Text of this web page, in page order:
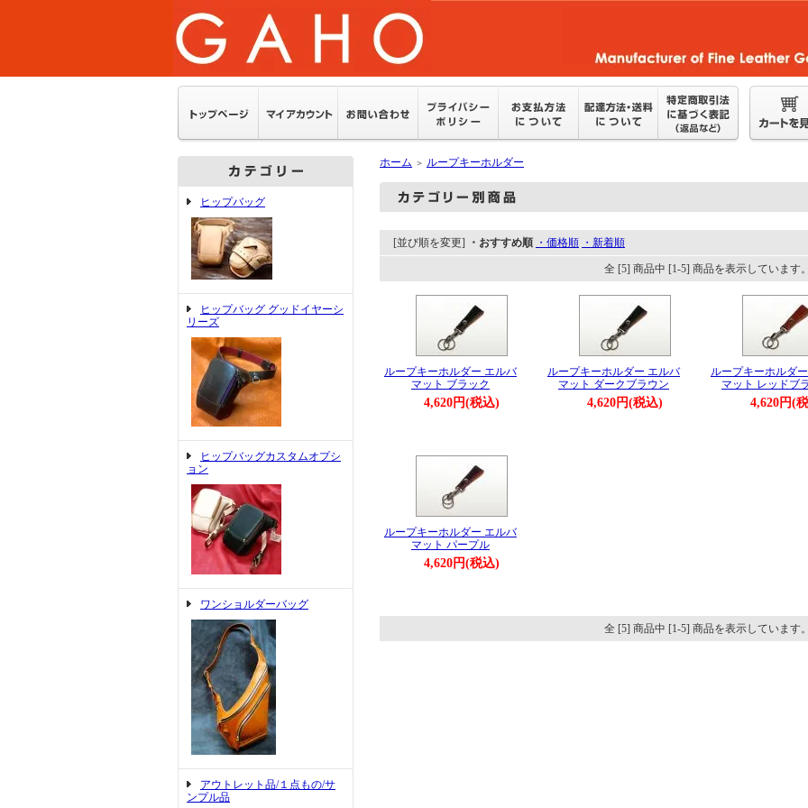
ヒップバッグ
ヒップバッグ グッドイヤーシ
リーズ
ヒップバッグカスタムオプシ
ョン
ワンショルダーバッグ
アウトレット品/１点もの/サ
ンプル品
ホーム ＞ ループキーホルダー
[並び順を変更] ・おすすめ順 ・価格順 ・新着順
全 [5] 商品中 [1-5] 商品を表示しています
ループキーホルダー エルバ
マット ブラック
4,620円(税込)
ループキーホルダー エルバ
マット ダークブラウン
4,620円(税込)
ループキーホルダ
マット レッドブ
4,620円(
ループキーホルダー エルバ
マット パープル
4,620円(税込)
全 [5] 商品中 [1-5] 商品を表示しています